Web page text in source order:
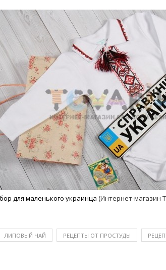
для маленького украинца (Интернет-магазин
ЛИПОВЫЙ ЧАЙ РЕЦЕПТЫ ОТ ПРОСТУДЫ